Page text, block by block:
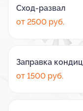
Сход-развал
от 2500 руб.
Заправка
от 1500 руб.